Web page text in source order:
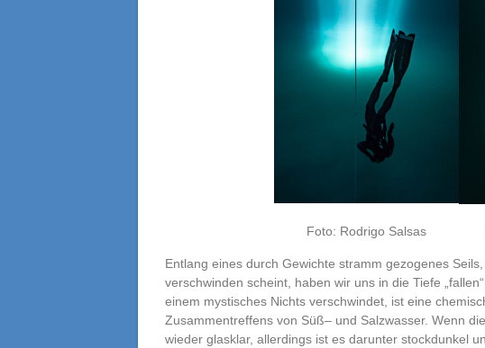
Foto: Rodrigo Salsas
Entlang eines durch Gewichte stramm gezogenes
verschwinden scheint, haben wir uns in die Tiefe
einem mystisches Nichts verschwindet, ist eine
Zusammentreffens von Süß– und Salzwasser. Wenn
wieder glasklar, allerdings ist es darunter stockdunkel